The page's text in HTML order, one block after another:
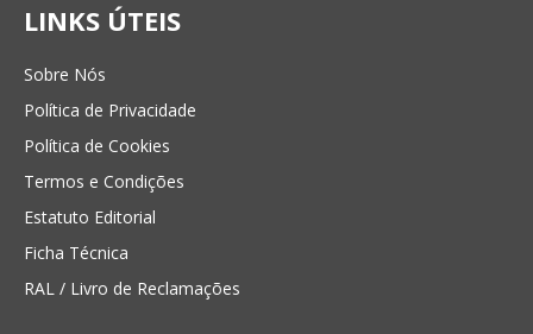
LINKS ÚTEIS
Sobre Nós
Política de Privacidade
Política de Cookies
Termos e Condições
Estatuto Editorial
Ficha Técnica
RAL / Livro de Reclamações